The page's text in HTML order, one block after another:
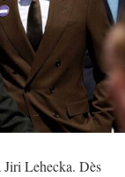
Jiri Lehecka. Dès